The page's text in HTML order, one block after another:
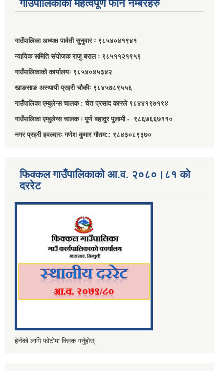
गाउँपालिकाका महत्वपूर्ण फोन नम्बरहरु
गाउँपालिका अध्यक्ष पार्वती सुनुवार ः ९८५४०४१९४१
न्यायिक समिति संयोजक राजु बराल ः ९८५११२१९५९
गाउँपालिकाको कार्यालयः ९८५४०४५३४२
खाङसाङ अस्थायी प्रहरी चौकीः ९८४५७८९५५६
गाउँपालिका एम्बुलेन्स चालक : चेत प्रसाद काफ्ले ९८४४१९७१९४
गाउँपालिका एम्बुलेन्स चालक ः पूर्ण बहादुर पुलामी - ९८६७६६७११०
नगर प्रहरी हवल्दारः गणेश कुमार गौतम:: ९८४३०८९३७०
फिक्कल गाउँपालिकाको आ.व. २०८०।८१ को
दररेट
हेर्नको लागि फोटोमा क्लिक गर्नुहोस्